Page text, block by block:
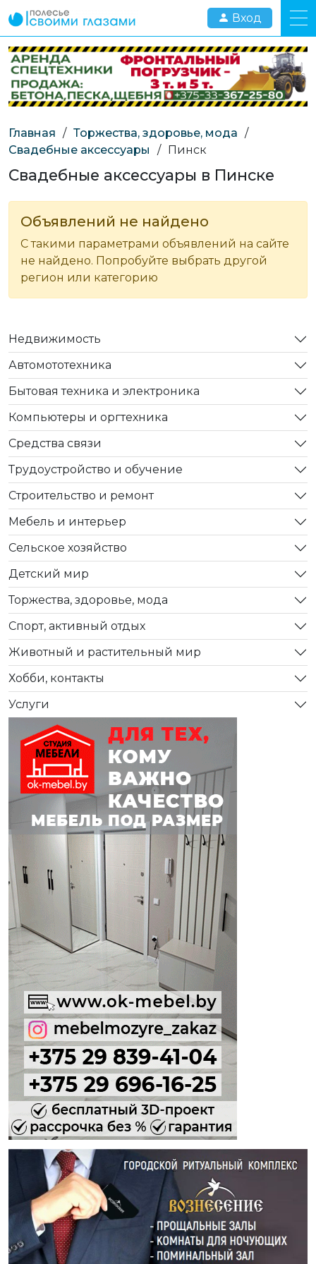
Вход
Главная / Торжества, здоровье, мода /
Свадебные аксессуары
/ Пинск
Свадебные аксессуары в Пинске
Объявлений не найдено
С такими параметрами объявлений на сайте
не найдено. Попробуйте выбрать другой
регион или категорию
Недвижимость
Автомототехника
Бытовая техника и электроника
Компьютеры и оргтехника
Средства связи
Трудоустройство и обучение
Строительство и ремонт
Мебель и интерьер
Сельское хозяйство
Детский мир
Торжества, здоровье, мода
Спорт, активный отдых
Животный и растительный мир
Хобби, контакты
Услуги